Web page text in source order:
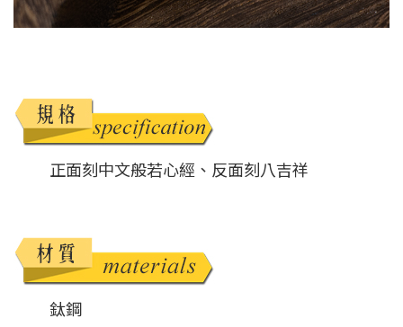
正面刻中文般若心經、反面刻八吉祥
鈦鋼